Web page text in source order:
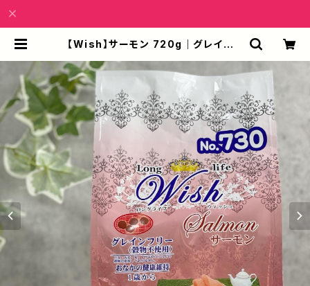
【Wish】サーモン 720g｜グレインフ
膚と毛艶の健康維持・1歳から | ligs